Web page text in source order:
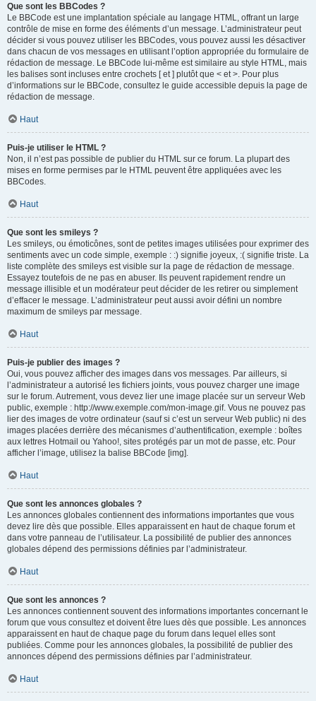
Que sont les BBCodes ?
Le BBCode est une implantation spéciale au langage HTML, offrant un large
contrôle de mise en forme des éléments d’un message. L’administrateur peut
décider si vous pouvez utiliser les BBCodes, vous pouvez aussi les désactiver
dans chacun de vos messages en utilisant l’option appropriée du formulaire de
rédaction de message. Le BBCode lui-même est similaire au style HTML, mais
les balises sont incluses entre crochets [ et ] plutôt que < et >. Pour plus
d’informations sur le BBCode, consultez le guide accessible depuis la page de
rédaction de message.
Haut
Puis-je utiliser le HTML ?
Non, il n’est pas possible de publier du HTML sur ce forum. La plupart des
mises en forme permises par le HTML peuvent être appliquées avec les
BBCodes.
Haut
Que sont les smileys ?
Les smileys, ou émoticônes, sont de petites images utilisées pour exprimer des
sentiments avec un code simple, exemple : :) signifie joyeux, :( signifie triste. La
liste complète des smileys est visible sur la page de rédaction de message.
Essayez toutefois de ne pas en abuser. Ils peuvent rapidement rendre un
message illisible et un modérateur peut décider de les retirer ou simplement
d’effacer le message. L’administrateur peut aussi avoir défini un nombre
maximum de smileys par message.
Haut
Puis-je publier des images ?
Oui, vous pouvez afficher des images dans vos messages. Par ailleurs, si
l’administrateur a autorisé les fichiers joints, vous pouvez charger une image
sur le forum. Autrement, vous devez lier une image placée sur un serveur Web
public, exemple : http://www.exemple.com/mon-image.gif. Vous ne pouvez pas
lier des images de votre ordinateur (sauf si c’est un serveur Web public) ni des
images placées derrière des mécanismes d’authentification, exemple : boîtes
aux lettres Hotmail ou Yahoo!, sites protégés par un mot de passe, etc. Pour
afficher l’image, utilisez la balise BBCode [img].
Haut
Que sont les annonces globales ?
Les annonces globales contiennent des informations importantes que vous
devez lire dès que possible. Elles apparaissent en haut de chaque forum et
dans votre panneau de l’utilisateur. La possibilité de publier des annonces
globales dépend des permissions définies par l’administrateur.
Haut
Que sont les annonces ?
Les annonces contiennent souvent des informations importantes concernant le
forum que vous consultez et doivent être lues dès que possible. Les annonces
apparaissent en haut de chaque page du forum dans lequel elles sont
publiées. Comme pour les annonces globales, la possibilité de publier des
annonces dépend des permissions définies par l’administrateur.
Haut